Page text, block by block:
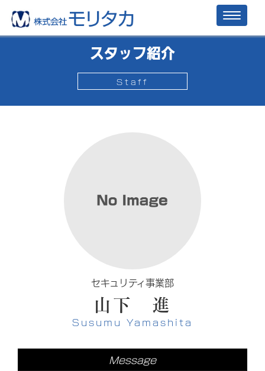
スタッフ紹介
Staff
セキュリティ事業部
山下 進
Susumu Yamashita
Message